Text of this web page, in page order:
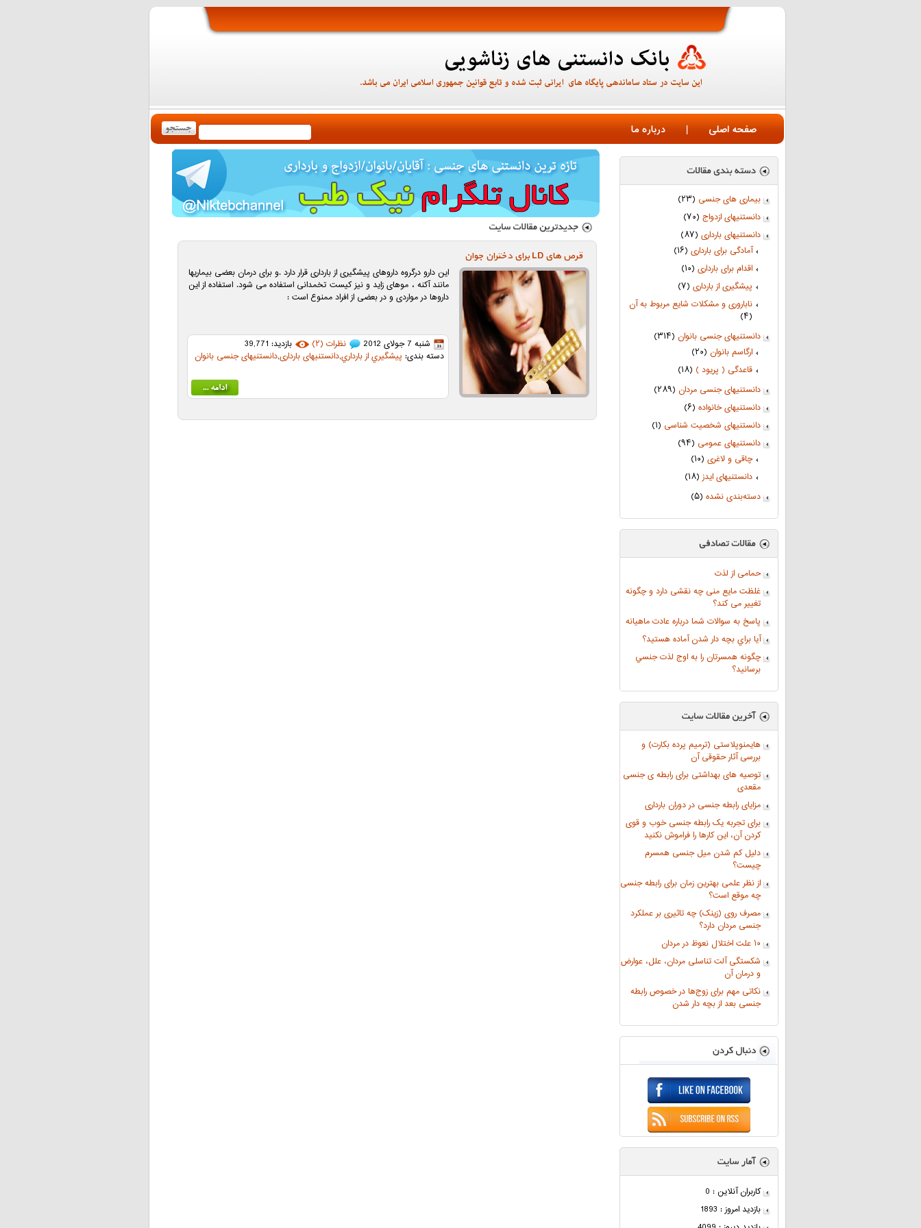
صفحه اصلی | درباره ما
بیماری های جنسی (۲۳)
دانستنیهای ازدواج (۷۰)
دانستنیهای بارداری (۸۷)
آمادگی برای بارداری (۱۶)
اقدام برای بارداری (۱۰)
پیشگیری از بارداری (۷)
ناباروری و مشکلات شایع مربوط به آن
(۴)
دانستنیهای جنسی بانوان (۳۱۴)
ارگاسم بانوان (۲۰)
قاعدگی ( پریود ) (۱۸)
دانستنیهای جنسی مردان (۲۸۹)
دانستنیهای خانواده (۶)
دانستنیهای شخصیت شناسی (۱)
دانستنیهای عمومی (۹۴)
چاقی و لاغری (۱۰)
دانستنیهای ایدز(۱۸)
دسته‌بندی نشده (۵)
حمامی از لذت
غلظت مایع منی چه نقشی دارد و چگونه
تغییر می کند؟
پاسخ به سوالات شما درباره عادت ماهیانه
آيا براي بچه دار شدن آماده هستيد؟
چگونه همسرتان را به اوج لذت جنسي
برسانيد؟
هایمنوپلاستی (ترمیم پرده بکارت) و
بررسی آثار حقوقی آن
توصیه های بهداشتی برای رابطه ی جنسی
مقعدی
مزایای رابطه جنسی در دوران بارداری
برای تجربه یک رابطه جنسی خوب و قوی
کردن آن، این کارها را فراموش نکنید
دلیل کم شدن میل جنسی همسرم
چیست؟
از نظر علمی بهترین زمان برای رابطه جنسی
چه موقع است؟
مصرف روی (زینک) چه تاثیری بر عملکرد
جنسی مردان دارد؟
۱۰ علت اختلال نعوظ در مردان
شکستگی آلت تناسلی مردان، علل، عوارض
و درمان آن
نکاتی مهم برای زوج‌ها در خصوص رابطه
جنسی بعد از بچه دار شدن
کاربران آنلاین : 0
بازدید امروز : 1893
قرص های LD برای دختران جوان
این دارو درگروه داروهای پیشگیری از بارداری قرار دارد .و برای درمان بعضی بیماریها
مانند آکنه ، موهای زاید و نیز کیست تخمدانی استفاده می شود. استفاده از این
داروها در مواردی و در بعضی از افراد ممنوع است :
شنبه 7 جولای 2012 نظرات (۲)
بازدید: 39,771
دسته بندی: پيشگيري از بارداري,دانستنیهای بارداری,دانستنیهای جنسی بانوان